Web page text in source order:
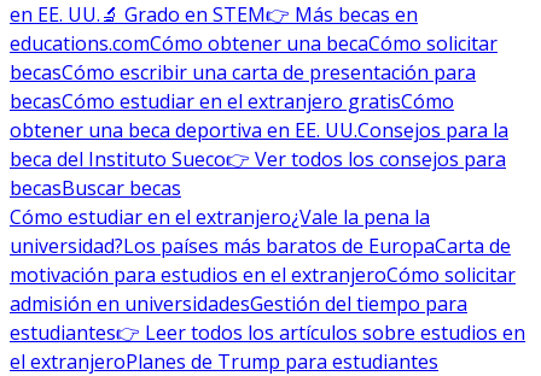
en EE. UU.🔬 Grado en STEM👉 Más becas en
educations.comCómo obtener una becaCómo solicitar
becasCómo escribir una carta de presentación para
becasCómo estudiar en el extranjero gratisCómo
obtener una beca deportiva en EE. UU.Consejos para la
beca del Instituto Sueco👉 Ver todos los consejos para
becasBuscar becas
Cómo estudiar en el extranjero¿Vale la pena la
universidad?Los países más baratos de EuropaCarta de
motivación para estudios en el extranjeroCómo solicitar
admisión en universidadesGestión del tiempo para
estudiantes👉 Leer todos los artículos sobre estudios en
el extranjeroPlanes de Trump para estudiantes